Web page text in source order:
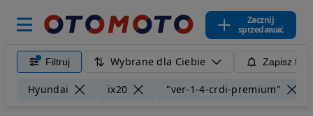
Zacznij
sprzedawać
Filtruj Wybrane dla Ciebie Zapisz
Hyundai ix20 "ver-1-4-crdi-premium"